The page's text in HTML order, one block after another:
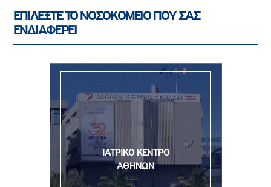
ΕΠΙΛΕΞΤΕ ΤΟ ΝΟΣΟΚΟΜΕΙΟ ΠΟΥ ΣΑΣ
ΕΝΔΙΑΦΕΡΕΙ
ΙΑΤΡΙΚΟ ΚΕΝΤΡΟ
ΑΘΗΝΩΝ